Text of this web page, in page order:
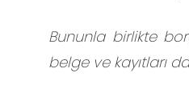
Bununla birlikte
belge ve kayıtları